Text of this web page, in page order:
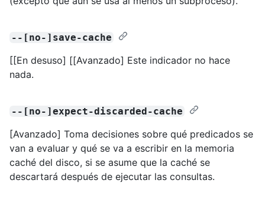
--[no-]save-cache
[[En desuso] [[Avanzado] Este indicador no hace
nada.
--[no-]expect-discarded-cache
[Avanzado] Toma decisiones sobre qué predicados se
van a evaluar y qué se va a escribir en la memoria
caché del disco, si se asume que la caché se
descartará después de ejecutar las consultas.